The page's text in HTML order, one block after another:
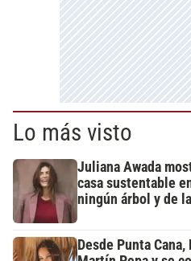
Lo más visto
Juliana Awada
casa sustentable
ningún árbol y de
Desde Punta